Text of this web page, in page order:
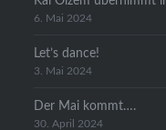
6. Mai 2024
Let’s dance!
3. Mai 2024
Der Mai kommt….
30. April 2024